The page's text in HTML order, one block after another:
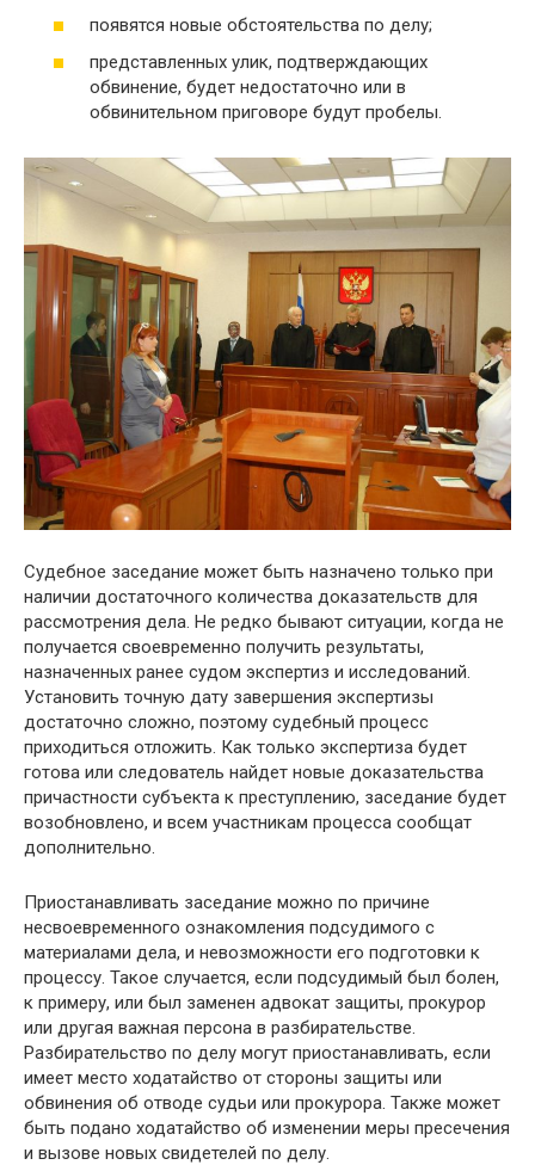
появятся новые обстоятельства по делу;
представленных улик, подтверждающих
обвинение, будет недостаточно или в
обвинительном приговоре будут пробелы.
Судебное заседание может быть назначено только при
наличии достаточного количества доказательств для
рассмотрения дела. Не редко бывают ситуации, когда не
получается своевременно получить результаты,
назначенных ранее судом экспертиз и исследований.
Установить точную дату завершения экспертизы
достаточно сложно, поэтому судебный процесс
приходиться отложить. Как только экспертиза будет
готова или следователь найдет новые доказательства
причастности субъекта к преступлению, заседание будет
возобновлено, и всем участникам процесса сообщат
дополнительно.
Приостанавливать заседание можно по причине
несвоевременного ознакомления подсудимого с
материалами дела, и невозможности его подготовки к
процессу. Такое случается, если подсудимый был болен,
к примеру, или был заменен адвокат защиты, прокурор
или другая важная персона в разбирательстве.
Разбирательство по делу могут приостанавливать, если
имеет место ходатайство от стороны защиты или
обвинения об отводе судьи или прокурора. Также может
быть подано ходатайство об изменении меры пресечения
и вызове новых свидетелей по делу.